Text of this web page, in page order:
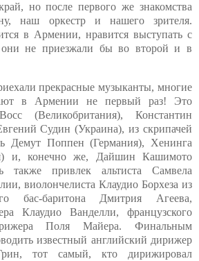
но после первого же знакомства
наш оркестр и нашего зрителя.
в Армении, нравится выступать с
не приезжали бы во второй и в
прекрасные музыканты, многие
в Армении не первый раз! Это
(Великобритания), Константин
Судин (Украина), из скрипачей
Демут Поппен (Германия), Хенинга
и, конечно же, Дайшин Кашимото
также привлек альтиста Самвела
виолончелиста Клаудио Борхеза из
бас-баритона Дмитрия Агеева,
Клаудио Ванделли, французского
Поля Майера. Финальным
известный английский дирижер
тот самый, кто дирижировал